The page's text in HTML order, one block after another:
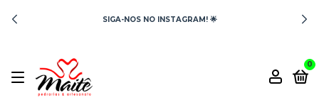
SIGA-NOS NO INSTAGRAM! 🌟
0